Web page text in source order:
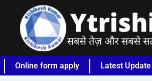
Online form apply Latest Update